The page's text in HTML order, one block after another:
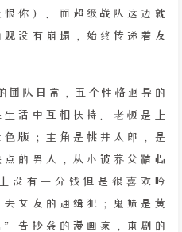
你）。而超级战队这边就
没有崩塌，始终传递着友
团队日常，五个性格迥异的
活中互相扶持。老板是上
版；主角是桃井太郎，是
的男人，从小被养父精心
没有一分钱但是很喜欢吟
女友的通缉犯；鬼妹是黄
告抄袭的漫画家，本剧的